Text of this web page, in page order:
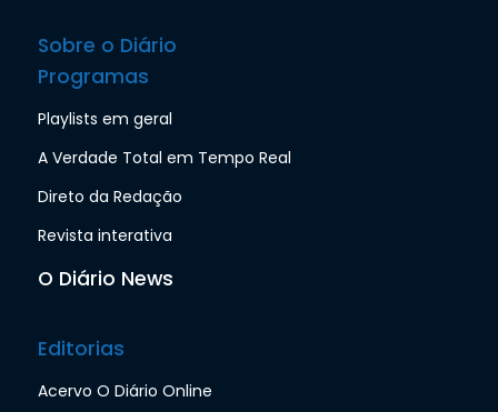
Sobre o Diário
Programas
Playlists em geral
A Verdade Total em Tempo Real
Direto da Redação
Revista interativa
O Diário News
Editorias
Acervo O Diário Online